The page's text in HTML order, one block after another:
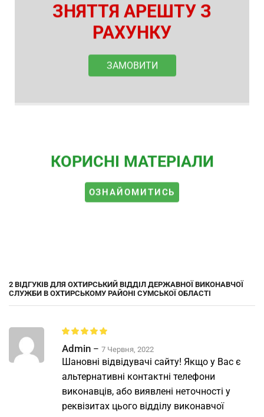
ЗНЯТТЯ АРЕШТУ З
РАХУНКУ
ЗАМОВИТИ
КОРИСНІ МАТЕРІАЛИ
ОЗНАЙОМИТИСЬ
2 ВІДГУКІВ ДЛЯ ОХТИРСЬКИЙ ВІДДІЛ ДЕРЖАВНОЇ ВИКОНАВЧОЇ
СЛУЖБИ В ОХТИРСЬКОМУ РАЙОНІ СУМСЬКОЇ ОБЛАСТІ
Admin – 7 Червня, 2022
Шановні відвідувачі сайту! Якщо у Вас є
альтернативні контактні телефони
виконавців, або виявлені неточності у
реквізитах цього відділу виконавчої